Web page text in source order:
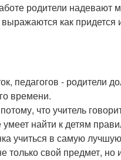
родители надевают
как
педагогов - родители
времени.
что учитель
найти к детям
учиться в самую
только свой предмет, но